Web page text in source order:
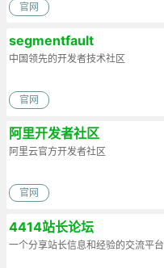
官网
segmentfault
中国领先的开发者技术社区
官网
阿里开发者社区
阿里云官方开发者社区
官网
4414站长论坛
一个分享站长信息和经验的交流平台